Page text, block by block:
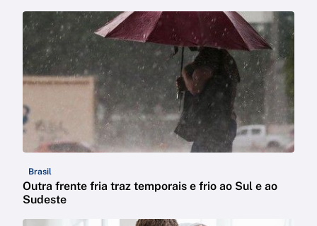
Brasil
Outra frente fria traz temporais e frio ao Sul e ao
Sudeste